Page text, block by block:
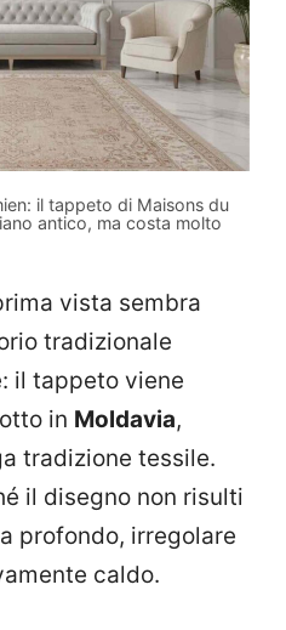
il tappeto di Maisons du
antico, ma costa molto
vista sembra
tradizionale
il tappeto viene
in Moldavia,
tradizione tessile.
il disegno non risulti
profondo, irregolare
caldo.